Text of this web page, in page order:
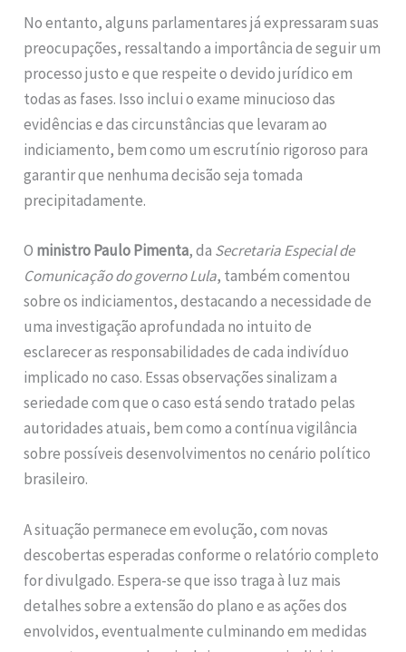
No entanto, alguns parlamentares já expressaram suas
preocupações, ressaltando a importância de seguir um
processo justo e que respeite o devido jurídico em
todas as fases. Isso inclui o exame minucioso das
evidências e das circunstâncias que levaram ao
indiciamento, bem como um escrutínio rigoroso para
garantir que nenhuma decisão seja tomada
precipitadamente.
O ministro Paulo Pimenta, da Secretaria Especial de
Comunicação do governo Lula, também comentou
sobre os indiciamentos, destacando a necessidade de
uma investigação aprofundada no intuito de
esclarecer as responsabilidades de cada indivíduo
implicado no caso. Essas observações sinalizam a
seriedade com que o caso está sendo tratado pelas
autoridades atuais, bem como a contínua vigilância
sobre possíveis desenvolvimentos no cenário político
brasileiro.
A situação permanece em evolução, com novas
descobertas esperadas conforme o relatório completo
for divulgado. Espera-se que isso traga à luz mais
detalhes sobre a extensão do plano e as ações dos
envolvidos, eventualmente culminando em medidas